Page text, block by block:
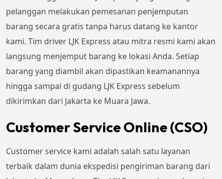
pelanggan melakukan pemesanan penjemputan
barang secara gratis tanpa harus datang ke kantor
kami. Tim driver LJK Express atau mitra resmi kami akan
langsung menjemput barang ke lokasi Anda. Setiap
barang yang diambil akan dipastikan keamanannya
hingga sampai di gudang LJK Express sebelum
dikirimkan dari Jakarta ke Muara Jawa.
Customer Service Online (CSO)
Customer service kami adalah salah satu layanan
terbaik dalam dunia ekspedisi pengiriman barang dari